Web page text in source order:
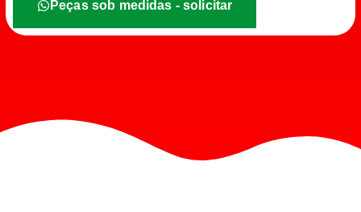
Peças sob medidas - solicitar